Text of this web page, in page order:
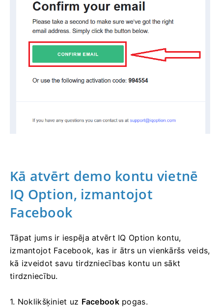
Kā atvērt demo kontu vietnē
IQ Option, izmantojot
Facebook
Tāpat jums ir iespēja atvērt IQ Option kontu,
izmantojot Facebook, kas ir ātrs un vienkāršs veids,
kā izveidot savu tirdzniecības kontu un sākt
tirdzniecību.
1. Noklikšķiniet uz Facebookpogas.